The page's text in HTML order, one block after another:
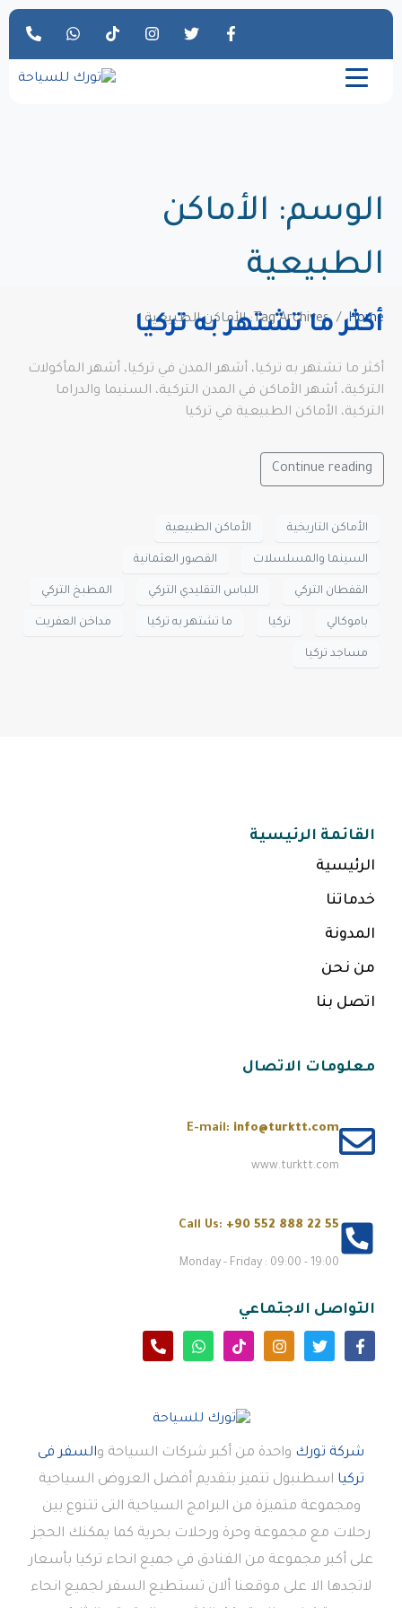
الوسم: الأماكن
الطبيعية
Home Tag Archives: الأماكن الطبيعية
أكثر ما تشتهر به تركيا
أكثر ما تشتهر به تركيا، أشهر المدن في تركيا، أشهر المأكولات
التركية، أشهر الأماكن في المدن التركية، السنيما والدراما
التركية، الأماكن الطبيعية في تركيا
Continue reading
الأماكن التاريخية الأماكن الطبيعية
السينما والمسلسلات القصور العثمانية
القفطان التركي اللباس التقليدي التركي المطبخ التركي
باموكالي تركيا ما تشتهر به تركيا مداخن العفريت
مساجد تركيا
القائمة الرئيسية
الرئيسية
خدماتنا
المدونة
من نحن
اتصل بنا
معلومات الاتصال
E-mail: info@turktt.com
www.turktt.com
Call Us: +90 552 888 22 55
Monday - Friday : 09:00 - 19:00
التواصل الاجتماعي
شركة تورك واحدة من أكبر شركات السياحة والسفر فى
تركيا اسطنبول تتميز بتقديم أفضل العروض السياحية
ومجموعة متميزة من البرامج السياحية التى تتنوع بين
رحلات مع مجموعة وحرة ورحلات بحرية كما يمكنك الحجز
على أكبر مجموعة من الفنادق في جميع انحاء تركيا بأسعار
لاتجدها الا على موقعنا ألان تستطيع السفر لجميع انحاء